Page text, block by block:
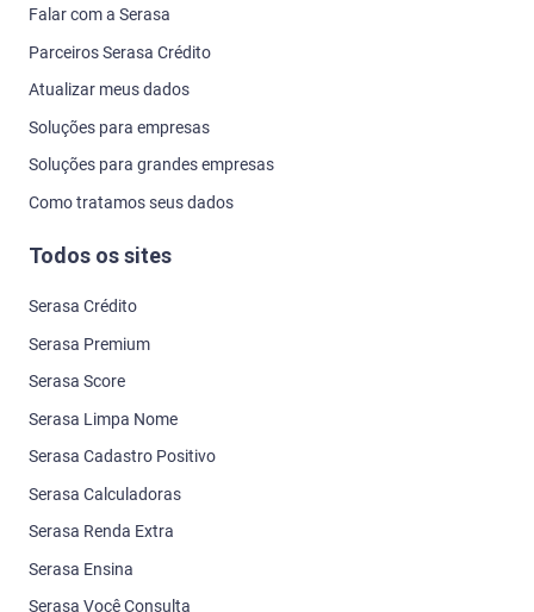
Falar com a Serasa
Parceiros Serasa Crédito
Atualizar meus dados
Soluções para empresas
Soluções para grandes empresas
Como tratamos seus dados
Todos os sites
Serasa Crédito
Serasa Premium
Serasa Score
Serasa Limpa Nome
Serasa Cadastro Positivo
Serasa Calculadoras
Serasa Renda Extra
Serasa Ensina
Serasa Você Consulta